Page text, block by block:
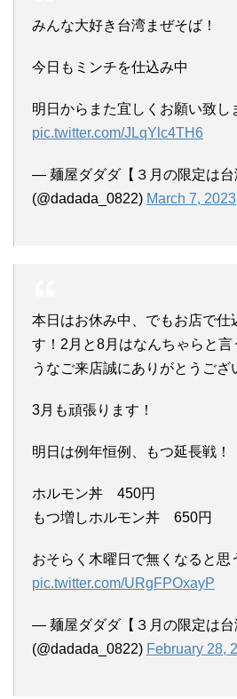
みんな大好き台湾まぜそば！
今日もミンチを仕込み中
明日からまた宜しくお願い致し
pic.twitter.com/JLqYlc4TH6
— 麺屋ダダダ【３月の限定は台
(@dadada_0822) March 7, 2023
本日はお休み中、でもお店で仕
す！2月と8月はなんちゃらと言
うなご来店誠にありがとうござ
3月も頑張ります！
明日は例年恒例、もつ延長戦！
ホルモン丼 450円
もつ増しホルモン丼 650円
おそらく木曜日で無くなると思
pic.twitter.com/URgFPOxayP
— 麺屋ダダダ【３月の限定は台
(@dadada_0822) February 28,